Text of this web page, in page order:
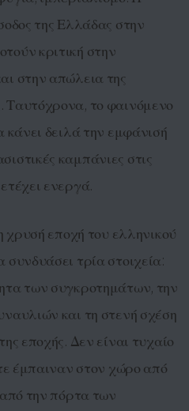
της Ελλάδας στην
κριτική στην
στην απώλεια της
Ταυτόχρονα, το φαινόμενο
κάνει δειλά την εμφάνισή
καμπάνιες στις
ενεργά.
χρυσή εποχή του ελληνικού
τρία στοιχεία:
των συγκροτημάτων, την
και τη στενή σχέση
εποχής. Δεν είναι τυχαίο
έμπαιναν στον χώρο από
την πόρτα των